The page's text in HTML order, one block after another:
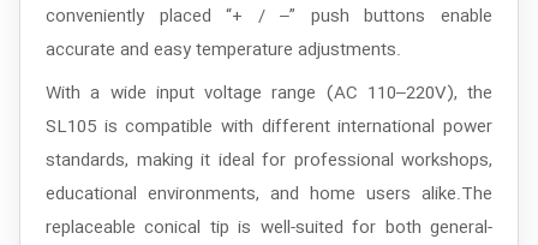
conveniently placed “+ / –” push buttons enable
accurate and easy temperature adjustments.
With a wide input voltage range (AC 110–220V), the
SL105 is compatible with different international power
standards, making it ideal for professional workshops,
educational environments, and home users alike.The
replaceable conical tip is well-suited for both general-